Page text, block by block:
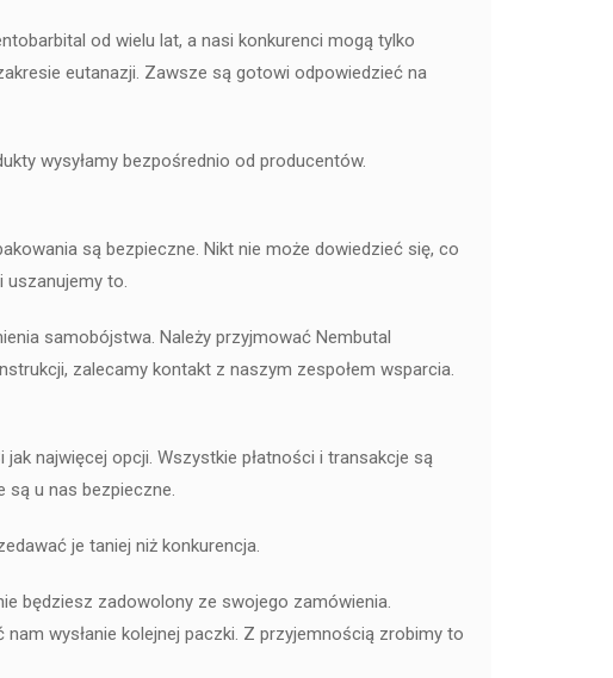
od wielu lat, a nasi konkurenci mogą tylko
eutanazji. Zawsze są gotowi odpowiedzieć na
wysyłamy bezpośrednio od producentów.
są bezpieczne. Nikt nie może dowiedzieć się, co
uszanujemy to.
samobójstwa. Należy przyjmować Nembutal
zalecamy kontakt z naszym zespołem wsparcia.
najwięcej opcji. Wszystkie płatności i transakcje są
są u nas bezpieczne.
je taniej niż konkurencja.
będziesz zadowolony ze swojego zamówienia.
wysłanie kolejnej paczki. Z przyjemnością zrobimy to